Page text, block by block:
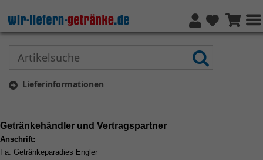
Lieferinformationen
Getränkehändler und Vertragspartner
Anschrift:
Fa. Getränkeparadies Engler